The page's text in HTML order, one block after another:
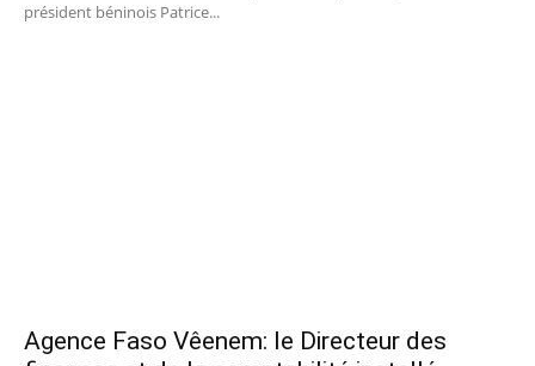
président béninois Patrice...
Agence Faso Vêenem: le Directeur des